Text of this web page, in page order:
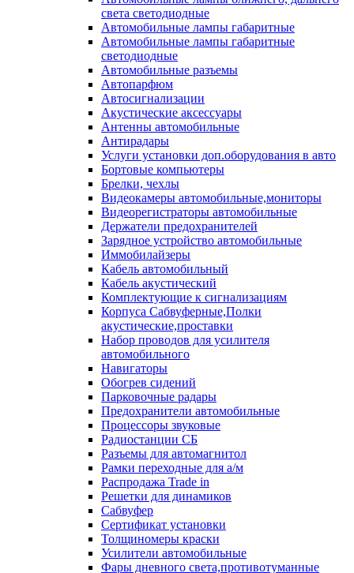
света светодиодные
Автомобильные лампы габаритные
Автомобильные лампы габаритные
светодиодные
Автомобильные разъемы
Автопарфюм
Автосигнализации
Акустические аксессуары
Антенны автомобильные
Антирадары
Услуги установки доп.оборудования в авто
Бортовые компьютеры
Брелки, чехлы
Видеокамеры автомобильные,мониторы
Видеорегистраторы автомобильные
Держатели предохранителей
Зарядное устройство автомобильные
Иммобилайзеры
Кабель автомобильный
Кабель акустический
Комплектующие к сигнализациям
Корпуса Сабвуферные,Полки
акустические,проставки
Набор проводов для усилителя
автомобильного
Навигаторы
Обогрев сидений
Парковочные радары
Предохранители автомобильные
Процессоры звуковые
Радиостанции СБ
Разъемы для автомагнитол
Рамки переходные для а/м
Распродажа Trade in
Решетки для динамиков
Сабвуфер
Сертификат установки
Толщиномеры краски
Усилители автомобильные
Фары дневного света,противотуманные